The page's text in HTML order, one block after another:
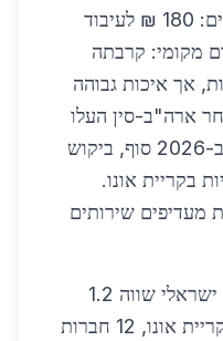
30% נירוסטה. מחירים יציבים: 180 ₪ לעיבוד
מקומי: קרבתה
אך איכות גבוהה
ארה"ב-סין העלו
מחירי פלדה ב-8%. תחזית: ב-2026 סוף, ביקוש
חודשיות בקריית אונו.
75% מלקוחות מעדיפים שירותים
נתוני שוק 2026: שוק ריתוך ישראלי שווה 1.2
מיליארד ₪, 15% צמיחה. בקריית אונו, 12 חברות